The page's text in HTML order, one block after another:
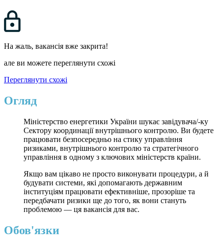
На жаль, вакансія вже закрита!
але ви можете переглянути схожі
Переглянути схожі
Огляд
Міністерство енергетики України шукає завідувача/-ку
Сектору координації внутрішнього контролю. Ви будете
працювати безпосередньо на стику управління
ризиками, внутрішнього контролю та стратегічного
управління в одному з ключових міністерств країни.
Якщо вам цікаво не просто виконувати процедури, а й
будувати системи, які допомагають державним
інституціям працювати ефективніше, прозоріше та
передбачати ризики ще до того, як вони стануть
проблемою — ця вакансія для вас.
Обов'язки